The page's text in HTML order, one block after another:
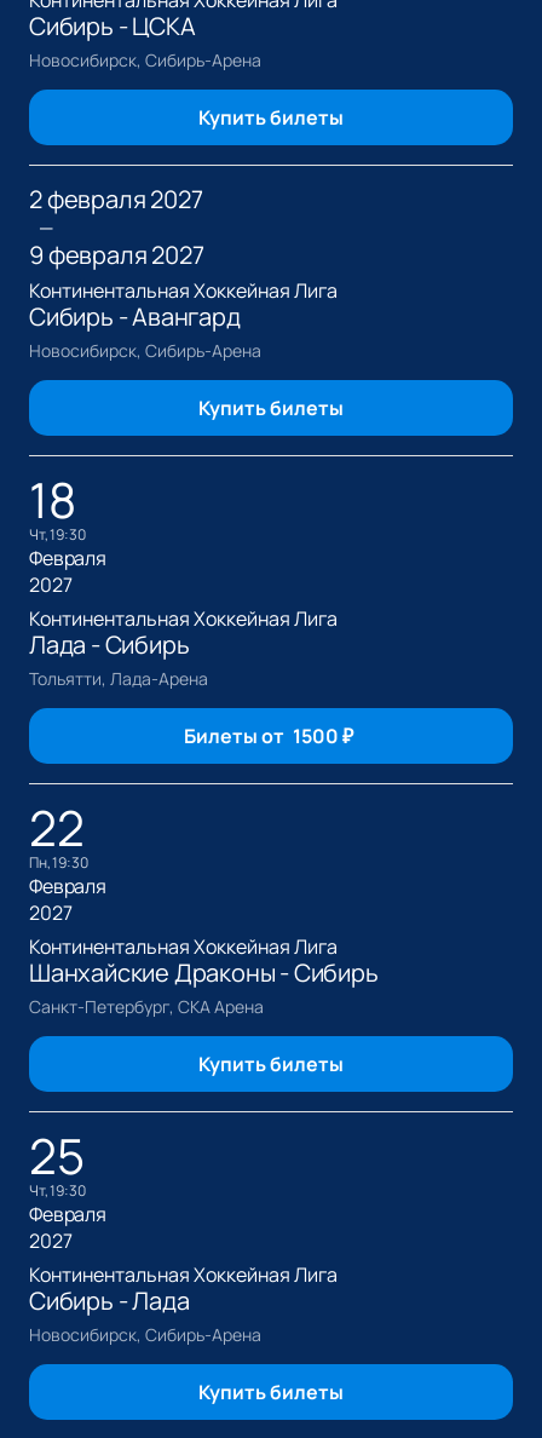
Сибирь - ЦСКА
Новосибирск, Сибирь-Арена
Купить билеты
2 февраля 2027
—
9 февраля 2027
Континентальная Хоккейная Лига
Сибирь - Авангард
Новосибирск, Сибирь-Арена
Купить билеты
18
чт, 19:30
Февраля
2027
Континентальная Хоккейная Лига
Лада - Сибирь
Тольятти, Лада-Арена
Билеты от 1500₽
22
пн, 19:30
Февраля
2027
Континентальная Хоккейная Лига
Шанхайские Драконы - Сибирь
Санкт-Петербург, СКА Арена
Купить билеты
25
чт, 19:30
Февраля
2027
Континентальная Хоккейная Лига
Сибирь - Лада
Новосибирск, Сибирь-Арена
Купить билеты